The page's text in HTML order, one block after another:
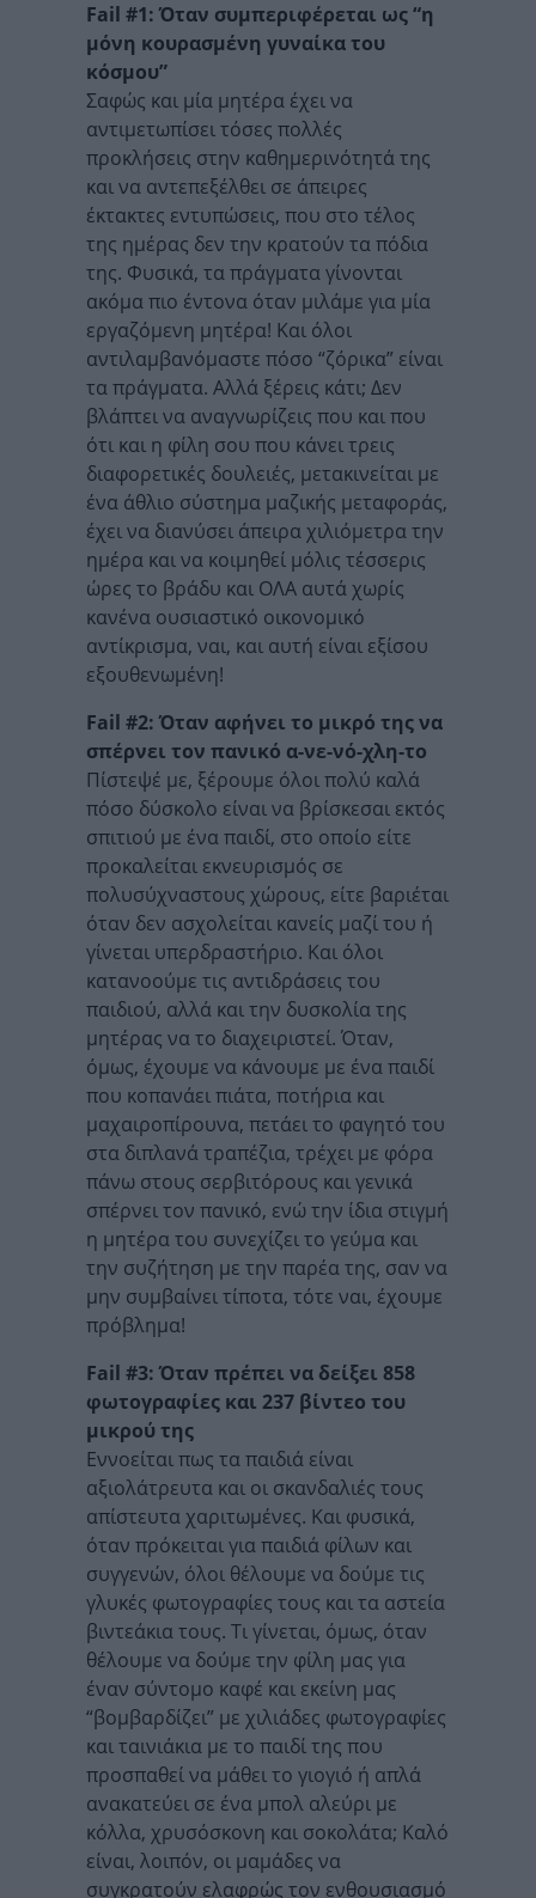
Fail #1: Όταν συμπεριφέρεται ως “η
μόνη κουρασμένη γυναίκα του
κόσμου”
Σαφώς και μία μητέρα έχει να
αντιμετωπίσει τόσες πολλές
προκλήσεις στην καθημερινότητά της
και να αντεπεξέλθει σε άπειρες
έκτακτες εντυπώσεις, που στο τέλος
της ημέρας δεν την κρατούν τα πόδια
της. Φυσικά, τα πράγματα γίνονται
ακόμα πιο έντονα όταν μιλάμε για μία
εργαζόμενη μητέρα! Και όλοι
αντιλαμβανόμαστε πόσο “ζόρικα” είναι
τα πράγματα. Αλλά ξέρεις κάτι; Δεν
βλάπτει να αναγνωρίζεις που και που
ότι και η φίλη σου που κάνει τρεις
διαφορετικές δουλειές, μετακινείται με
ένα άθλιο σύστημα μαζικής μεταφοράς,
έχει να διανύσει άπειρα χιλιόμετρα την
ημέρα και να κοιμηθεί μόλις τέσσερις
ώρες το βράδυ και ΟΛΑ αυτά χωρίς
κανένα ουσιαστικό οικονομικό
αντίκρισμα, ναι, και αυτή είναι εξίσου
εξουθενωμένη!
Fail #2: Όταν αφήνει το μικρό της να
σπέρνει τον πανικό α-νε-νό-χλη-το
Πίστεψέ με, ξέρουμε όλοι πολύ καλά
πόσο δύσκολο είναι να βρίσκεσαι εκτός
σπιτιού με ένα παιδί, στο οποίο είτε
προκαλείται εκνευρισμός σε
πολυσύχναστους χώρους, είτε βαριέται
όταν δεν ασχολείται κανείς μαζί του ή
γίνεται υπερδραστήριο. Και όλοι
κατανοούμε τις αντιδράσεις του
παιδιού, αλλά και την δυσκολία της
μητέρας να το διαχειριστεί. Όταν,
όμως, έχουμε να κάνουμε με ένα παιδί
που κοπανάει πιάτα, ποτήρια και
μαχαιροπίρουνα, πετάει το φαγητό του
στα διπλανά τραπέζια, τρέχει με φόρα
πάνω στους σερβιτόρους και γενικά
σπέρνει τον πανικό, ενώ την ίδια στιγμή
η μητέρα του συνεχίζει το γεύμα και
την συζήτηση με την παρέα της, σαν να
μην συμβαίνει τίποτα, τότε ναι, έχουμε
πρόβλημα!
Fail #3: Όταν πρέπει να δείξει 858
φωτογραφίες και 237 βίντεο του
μικρού της
Εννοείται πως τα παιδιά είναι
αξιολάτρευτα και οι σκανδαλιές τους
απίστευτα χαριτωμένες. Και φυσικά,
όταν πρόκειται για παιδιά φίλων και
συγγενών, όλοι θέλουμε να δούμε τις
γλυκές φωτογραφίες τους και τα αστεία
βιντεάκια τους. Τι γίνεται, όμως, όταν
θέλουμε να δούμε την φίλη μας για
έναν σύντομο καφέ και εκείνη μας
“βομβαρδίζει” με χιλιάδες φωτογραφίες
και ταινιάκια με το παιδί της που
προσπαθεί να μάθει το γιογιό ή απλά
ανακατεύει σε ένα μπολ αλεύρι με
κόλλα, χρυσόσκονη και σοκολάτα; Καλό
είναι, λοιπόν, οι μαμάδες να
συγκρατούν ελαφρώς τον ενθουσιασμό